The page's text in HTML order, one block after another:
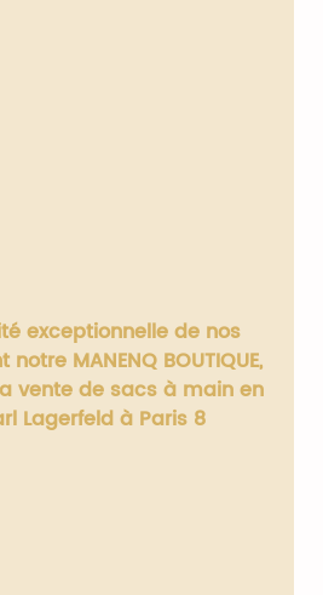
exceptionnelle de nos
MANENQ BOUTIQUE,
vente de sacs à main en
Lagerfeld à Paris 8